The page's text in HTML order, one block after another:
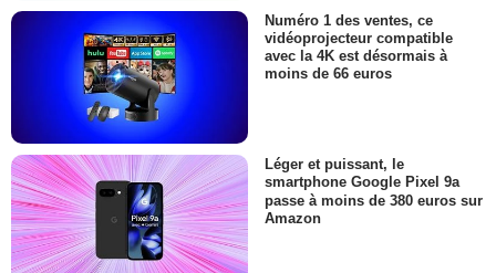
Numéro 1 des ventes, ce
vidéoprojecteur compatible
avec la 4K est désormais à
moins de 66 euros
Léger et puissant, le
smartphone Google Pixel 9a
passe à moins de 380 euros sur
Amazon